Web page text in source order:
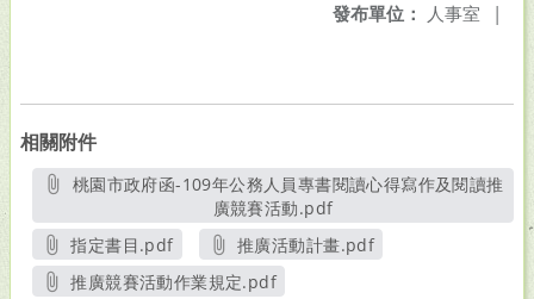
發布單位： 人事室 |
相關附件
廣競賽活動.pdf另開新視窗
指定書目.pdf
另開新視窗
推廣活動計畫.pdf
推廣競賽活動作業規定.pdf